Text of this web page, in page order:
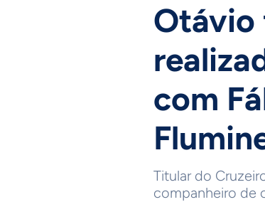
Otávio
com
Titular do
companheiro de